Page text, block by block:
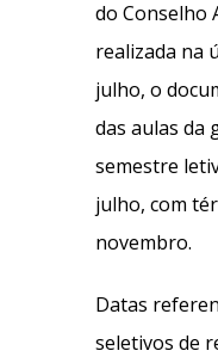
do Conselho
realizada na
julho, o
das aulas da
semestre
julho, com
novembro.
Datas
seletivos de